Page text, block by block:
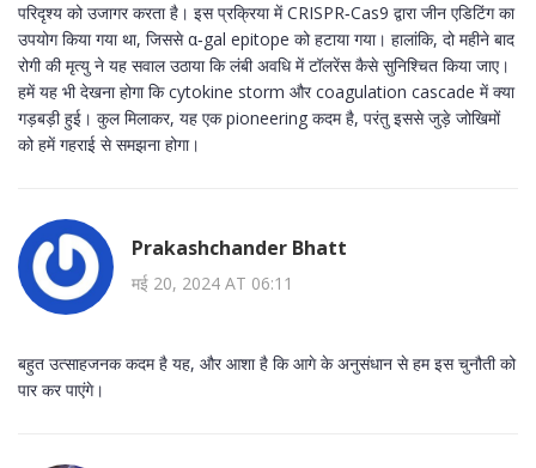
परिदृश्य को उजागर करता है। इस प्रक्रिया में CRISPR‑Cas9 द्वारा जीन एडिटिंग का
उपयोग किया गया था, जिससे α‑gal epitope को हटाया गया। हालांकि, दो महीने बाद
रोगी की मृत्यु ने यह सवाल उठाया कि लंबी अवधि में टॉलरेंस कैसे सुनिश्चित किया जाए।
हमें यह भी देखना होगा कि cytokine storm और coagulation cascade में क्या
गड़बड़ी हुई। कुल मिलाकर, यह एक pioneering कदम है, परंतु इससे जुड़े जोखिमों
को हमें गहराई से समझना होगा।
Prakashchander Bhatt
मई 20, 2024 AT 06:11
बहुत उत्साहजनक कदम है यह, और आशा है कि आगे के अनुसंधान से हम इस चुनौती को
पार कर पाएंगे।